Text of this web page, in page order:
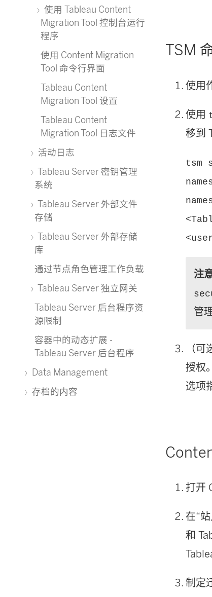
使用 Tableau Content
Migration Tool 控制台运行
程序
使用 Content Migration
Tool 命令行界面
Tableau Content
Migration Tool 设置
Tableau Content
Migration Tool 日志文件
活动日志
Tableau Server 密钥管理
系统
Tableau Server 外部文件
存储
Tableau Server 外部存储
库
通过节点角色管理工作负载
Tableau Server 独立网关
Tableau Server 后台程序资
源限制
容器中的动态扩展 -
Tableau Server 后台程序
Data Management
存档的内容
TSM
使用
使用
移到
tsm
注
管
（可
授权
选项
打开
在“
和
制定